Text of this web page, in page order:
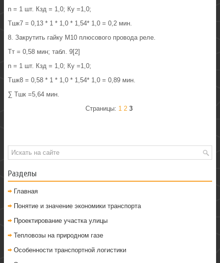
n = 1 шт. Кзд = 1,0; Ку =1,0;
Тшк7 = 0,13 * 1 * 1,0 * 1,54* 1,0 = 0,2 мин.
8. Закрутить гайку М10 плюсового провода реле.
Тт = 0,58 мин; табл. 9[2]
n = 1 шт. Кзд = 1,0; Ку =1,0;
Тшк8 = 0,58 * 1 * 1,0 * 1,54* 1,0 = 0,89 мин.
∑ Тшк =5,64 мин.
Страницы: 1 2 3
Разделы
Главная
Понятие и значение экономики транспорта
Проектирование участка улицы
Тепловозы на природном газе
Особенности транспортной логистики